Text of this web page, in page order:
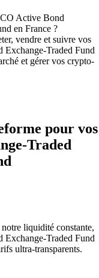
Active Bond
en France ?
vendre et suivre vos
Traded Fund
et gérer vos crypto-
pour vos
Traded
liquidité constante,
Exchange-Traded Fund
ultra-transparents.